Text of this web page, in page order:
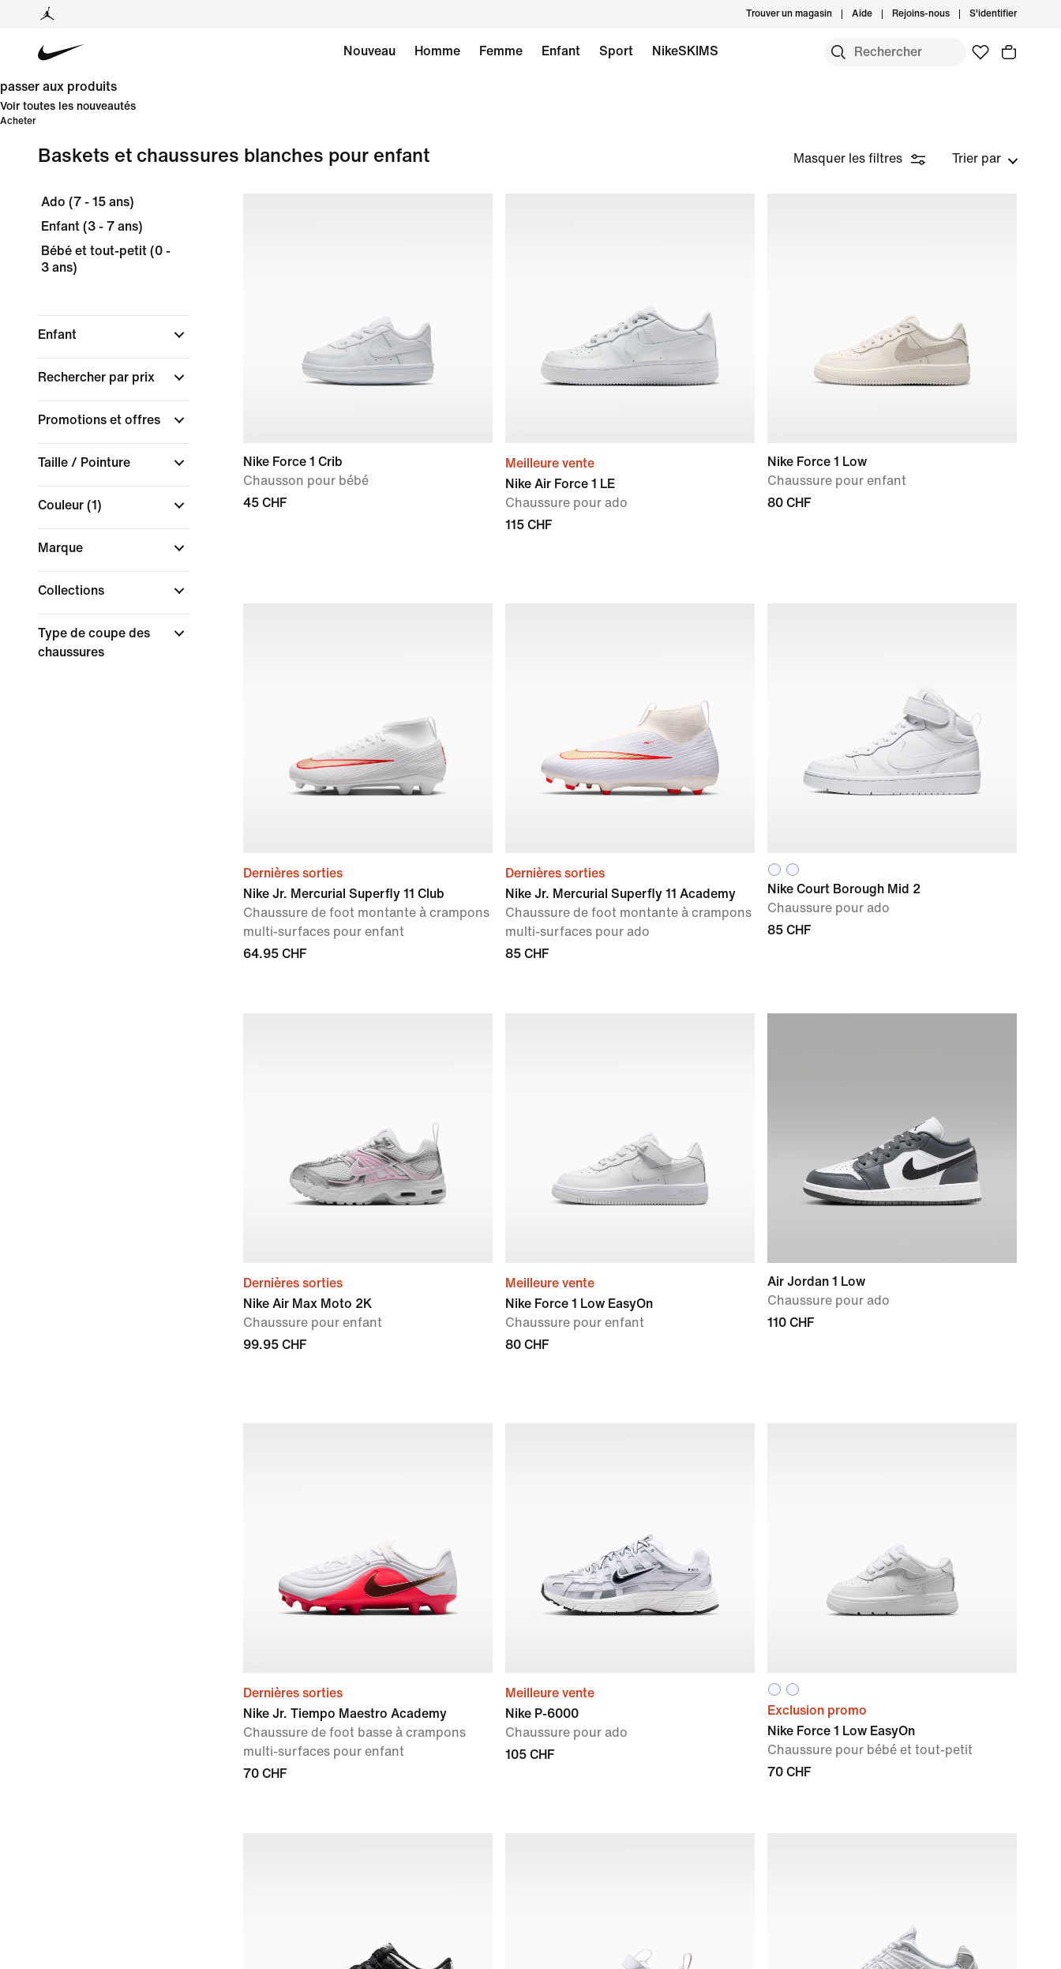
Trouver un magasin Aide Rejoins-nous S'identifier
Nouveau Homme Femme Enfant Sport NikeSKIMS
passer aux produits
Voir toutes les nouveautés
Acheter
Baskets et chaussures blanches pour enfant Masquer les filtres Trier par
Ado (7 - 15 ans)
Enfant (3 - 7 ans)
Bébé et tout-petit (0 -
3 ans)
Enfant
Rechercher par prix
Promotions et offres
Taille / Pointure
Couleur (1)
Marque
Collections
Type de coupe des
chaussures
Nike Force 1 Crib
Chausson pour bébé
45 CHF
Meilleure vente
Nike Air Force 1 LE
Chaussure pour ado
115 CHF
Nike Force 1 Low
Chaussure pour enfant
80 CHF
Dernières sorties
Nike Jr. Mercurial Superfly 11 Club
Chaussure de foot montante à crampons
multi-surfaces pour enfant
64.95 CHF
Dernières sorties
Nike Jr. Mercurial Superfly 11 Academy
Chaussure de foot montante à crampons
multi-surfaces pour ado
85 CHF
Nike Court Borough Mid 2
Chaussure pour ado
85 CHF
Dernières sorties
Nike Air Max Moto 2K
Chaussure pour enfant
99.95 CHF
Meilleure vente
Nike Force 1 Low EasyOn
Chaussure pour enfant
80 CHF
Air Jordan 1 Low
Chaussure pour ado
110 CHF
Dernières sorties
Nike Jr. Tiempo Maestro Academy
Chaussure de foot basse à crampons
multi-surfaces pour enfant
70 CHF
Meilleure vente
Nike P-6000
Chaussure pour ado
105 CHF
Exclusion promo
Nike Force 1 Low EasyOn
Chaussure pour bébé et tout-petit
70 CHF